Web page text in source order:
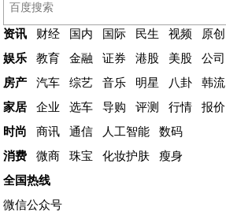
资讯 财经 国内 国际 民生 视频 原创
娱乐
教育 金融 证券 港股 美股 公司
房产
汽车 综艺 音乐 明星 八卦
韩流
家居
企业 选车 导购 评测 行情
报价
时尚
商讯 通信 人工智能
数码
消费
微商 珠宝 化妆护肤
瘦身
全国热线
微信公众号